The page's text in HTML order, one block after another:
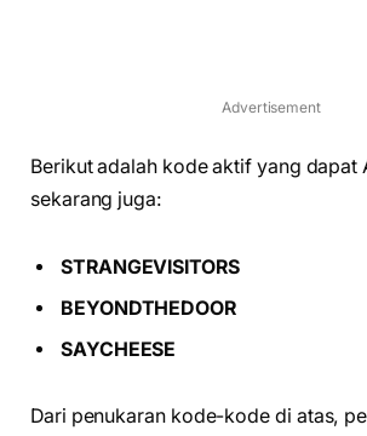
Advertisement
Berikut adalah kode aktif yang dapat
sekarang juga:
STRANGEVISITORS
BEYONDTHEDOOR
SAYCHEESE
Dari penukaran kode-kode di atas,